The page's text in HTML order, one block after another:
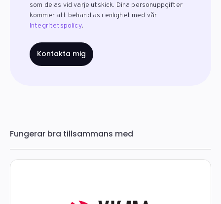
som delas vid varje utskick. Dina personuppgifter
kommer att behandlas i enlighet med vår
Integritetspolicy.
Fungerar bra tillsammans med